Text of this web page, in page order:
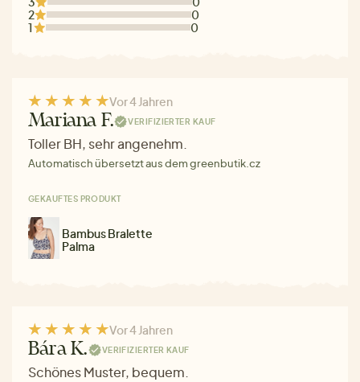
2
0
1
0
Vor 4 Jahren
Mariana F. VERIFIZIERTER KAUF
Toller BH, sehr angenehm.
Automatisch übersetzt aus dem greenbutik.cz
GEKAUFTES PRODUKT
Bambus Bralette
Palma
Vor 4 Jahren
Bára K. VERIFIZIERTER KAUF
Schönes Muster, bequem.